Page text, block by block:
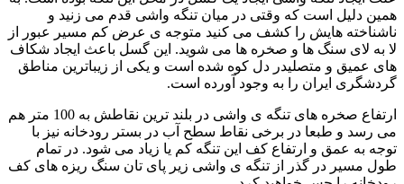
همین دلیل است که وقتی در میان تنگه واشی قدم می زنید و
ناشناخته هایش را کشف می کنید متوجه ی عرض کم مسیر عبور از
لا به لای سنگ ها و صخره ها می شوید. این گسل باعث ایجاد شکاف
های عمیق و متصلیدر دل کوه شده است و یکی از زیباترین مناطق
گردشگری ایران را به وجود آورده است.
ارتفاع صخره های تنگه ی واشی در بلند ترین نقاطش به 100 متر
هم
می رسد و طبعا در برخی نقاط سطح آب در بستر رودخانه نیز با
توجه به عمق و ارتفاع کف این تنگه کم یا زیاد می شود. در تمام
طول مسیر در گذر از تنگه ی واشی زیر پای تان سنگ ریزه های کف